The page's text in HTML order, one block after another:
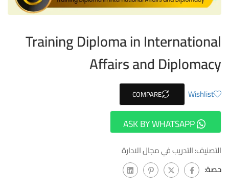
Training Diploma in International
Affairs and Diplomacy
Wishlist
COMPARE
ASK BY WHATSAPP
التصنيف:التدريب في مجال الادارة
حصة: